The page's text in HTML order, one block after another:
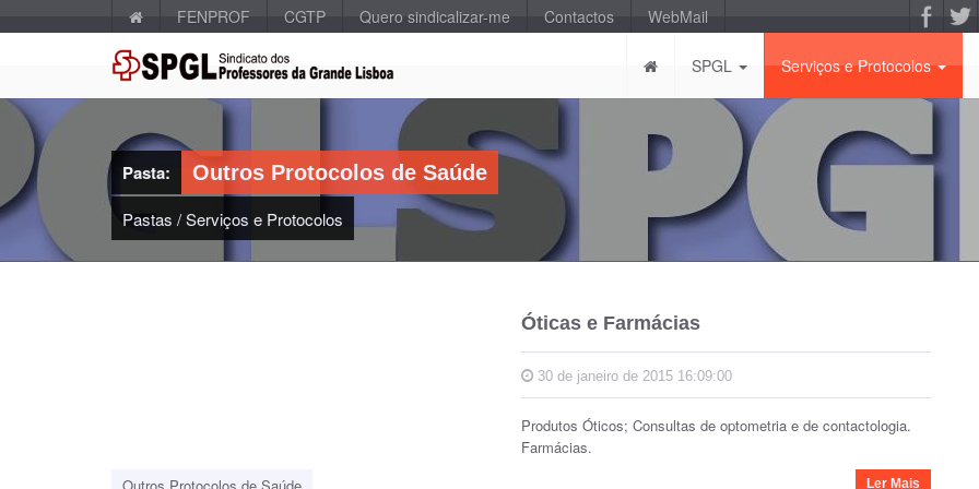
FENPROF CGTP Quero sindicalizar-me Contactos WebMail
SPGL Serviços e Protocolos
Pasta: Outros Protocolos de Saúde
Pastas /Serviços e Protocolos
Óticas e Farmácias
30 de janeiro de 2015 16:09:00
Produtos Óticos; Consultas de optometria e de contactologia.
Farmácias.
Ler Mais